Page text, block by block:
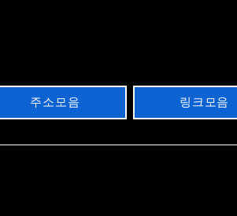
주소모음 링크모음